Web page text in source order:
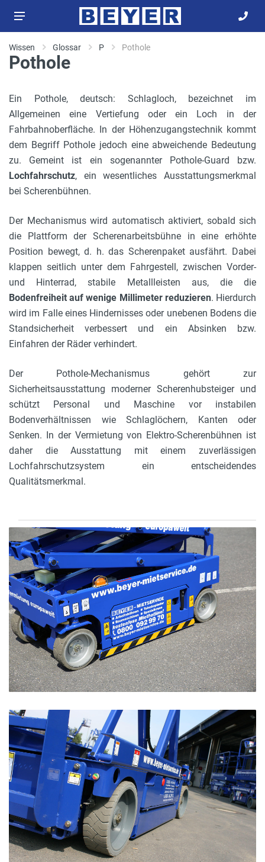
Wissen Glossar P Pothole
Pothole
Ein Pothole, deutsch: Schlagloch, bezeichnet im
Allgemeinen eine Vertiefung oder ein Loch in der
Fahrbahnoberfläche. In der Höhenzugangstechnik kommt
dem Begriff Pothole jedoch eine abweichende Bedeutung
zu. Gemeint ist ein sogenannter Pothole-Guard bzw.
Lochfahrschutz, ein wesentliches Ausstattungsmerkmal
bei Scherenbühnen.
Der Mechanismus wird automatisch aktiviert, sobald sich
die Plattform der Scherenarbeitsbühne in eine erhöhte
Position bewegt, d. h. das Scherenpaket ausfährt. Dabei
klappen seitlich unter dem Fahrgestell, zwischen Vorder-
und Hinterrad, stabile Metallleisten aus, die die
Bodenfreiheit auf wenige Millimeter reduzieren. Hierdurch
wird im Falle eines Hindernisses oder unebenen Bodens die
Standsicherheit verbessert und ein Absinken bzw.
Einfahren der Räder verhindert.
Der Pothole-Mechanismus gehört zur
Sicherheitsausstattung moderner Scherenhubsteiger und
schützt Personal und Maschine vor instabilen
Bodenverhältnissen wie Schlaglöchern, Kanten oder
Senken. In der Vermietung von Elektro-Scherenbühnen ist
daher die Ausstattung mit einem zuverlässigen
Lochfahrschutzsystem ein entscheidendes
Qualitätsmerkmal.